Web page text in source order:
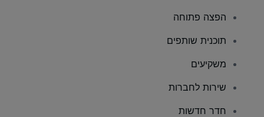
הפצה פתוחה
תוכנית שותפים
משקיעים
שירות לחברות
חדר חדשות